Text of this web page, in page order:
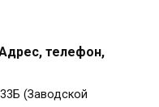
телефон,
(Заводской